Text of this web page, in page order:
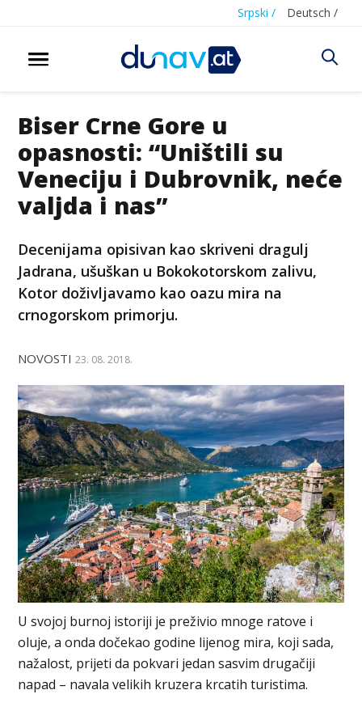
Srpski / Deutsch /
Biser Crne Gore u
opasnosti: “Uništili su
Veneciju i Dubrovnik, neće
valjda i nas”
Decenijama opisivan kao skriveni dragulj
Jadrana, ušuškan u Bokokotorskom zalivu,
Kotor doživljavamo kao oazu mira na
crnogorskom primorju.
NOVOSTI 23. 08. 2018.
U svojoj burnoj istoriji je preživio mnoge ratove i
oluje, a onda dočekao godine lijenog mira, koji sada,
nažalost, prijeti da pokvari jedan sasvim drugačiji
napad – navala velikih kruzera krcatih turistima.